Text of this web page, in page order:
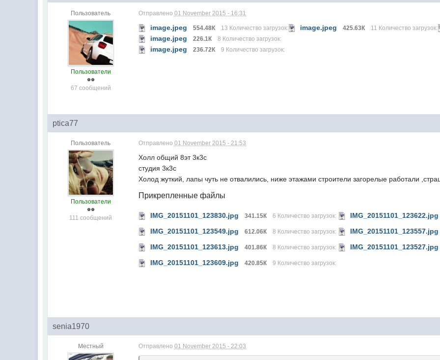
Пользователь
Пользователи
67 сообщений
Отправлено01 November 2015 - 16:31
image.jpeg 554.48К 13 Количество загрузок: image.jpeg 425.63К 11 Количество загрузок:
image.jpeg 226.1К 8 Количество загрузок:
image.jpeg 236.72К 9 Количество загрузок:
ptica77
Пользователь
Пользователи
111 сообщений
Отправлено01 November 2015 - 21:53
Холл общий 8эт 3к3с
студия 3к3с
Холод жуткий, лапы чуть не отвалились, ниже этажами строители загорелые работали
Прикрепленные файлы
IMG_20151101_123830.jpg 341.15К 6 Количество загрузок:
IMG_20151101_123622.jpg
IMG_20151101_123549.jpg
612.06К 8 Количество загрузок:
IMG_20151101_123557.jpg
IMG_20151101_123613.jpg
401.86К 8 Количество загрузок:
IMG_20151101_123527.jpg
IMG_20151101_123609.jpg
420.85К 9 Количество загрузок:
senia1970
Местный Отправлено01 November 2015 - 22:03